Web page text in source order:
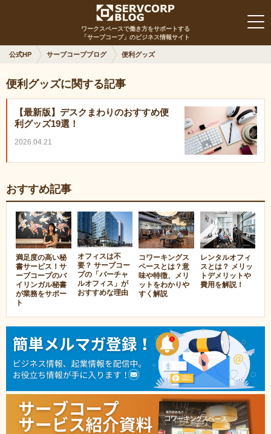
ワークスペースで働き方をサポートする
「サーブコープ」のビジネス情報サイト
公式HP サーブコープブログ 便利グッズ
便利グッズに関する記事
【最新版】デスクまわりのおすすめ便
利グッズ19選！
2026.04.21
おすすめ記事
満足度の高い秘
書サービス！サ
ーブコープのバ
イリンガル秘書
が業務をサポー
ト
オフィスは不
要？ サーブコー
プの「バーチャ
ルオフィス」が
おすすめな理由
コワーキングス
ペースとは？意
味や特徴、メリ
ットをわかりや
すく解説
レンタルオフィ
スとは？ メリッ
トデメリットや
費用を解説！